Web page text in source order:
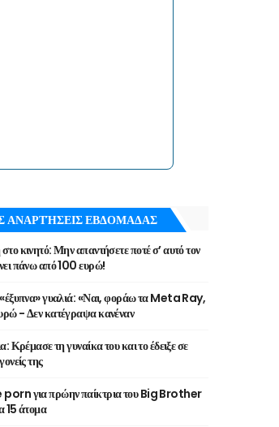
ΑΝΑΡΤΉΣΕΙΣ ΕΒΔΟΜΑΔΑΣ
κινητό: Μην απαντήσετε ποτέ σ’ αυτό τον
πάνω από 100 ευρώ!
γυαλιά: «Ναι, φοράω τα Meta Ray,
- Δεν κατέγραψα κανέναν
Κρέμασε τη γυναίκα του και το έδειξε σε
της
για πρώην παίκτρια του Big Brother
15 άτομα